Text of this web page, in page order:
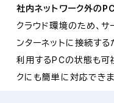
社内ネットワーク外の
クラウド環境のため、
ンターネットに接続す
利用するPCの状態も可
クにも簡単に対応でき